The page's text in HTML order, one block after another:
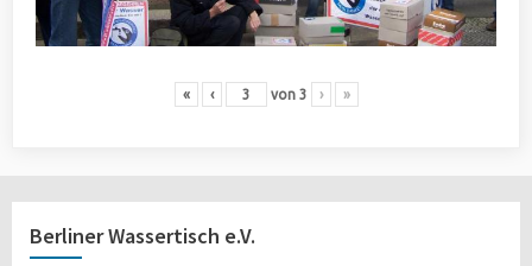
« ‹ von 3 › »
Berliner Wassertisch e.V.